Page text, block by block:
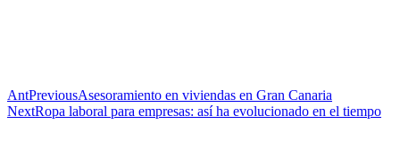
AntPreviousAsesoramiento en viviendas en Gran Canaria
NextRopa laboral para empresas: así ha evolucionado en el tiempo